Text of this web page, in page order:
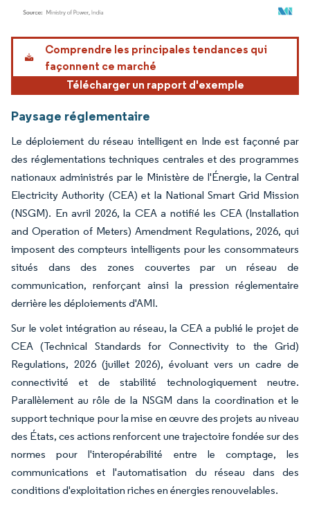
Image © Mordor Intelligence. La réutilisation nécessite une attribution sous CC BY
Comprendre les principales tendances qui
façonnent ce marché
Télécharger un rapport d'exemple
Paysage réglementaire
Le déploiement du réseau intelligent en Inde est façonné par
des réglementations techniques centrales et des programmes
nationaux administrés par le Ministère de l'Énergie, la Central
Electricity Authority (CEA) et la National Smart Grid Mission
(NSGM). En avril 2026, la CEA a notifié les CEA (Installation
and Operation of Meters) Amendment Regulations, 2026, qui
imposent des compteurs intelligents pour les consommateurs
situés dans des zones couvertes par un réseau de
communication, renforçant ainsi la pression réglementaire
derrière les déploiements d'AMI.
Sur le volet intégration au réseau, la CEA a publié le projet de
CEA (Technical Standards for Connectivity to the Grid)
Regulations, 2026 (juillet 2026), évoluant vers un cadre de
connectivité et de stabilité technologiquement neutre.
Parallèlement au rôle de la NSGM dans la coordination et le
support technique pour la mise en œuvre des projets au niveau
des États, ces actions renforcent une trajectoire fondée sur des
normes pour l'interopérabilité entre le comptage, les
communications et l'automatisation du réseau dans des
conditions d'exploitation riches en énergies renouvelables.